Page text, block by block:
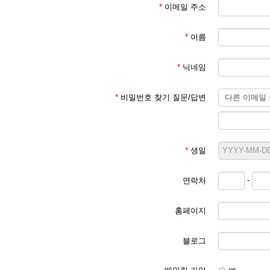
* 이메일 주소
* 이름
* 닉네임
* 비밀번호 찾기 질문/답변
* 생일
연락처 -
홈페이지
블로그